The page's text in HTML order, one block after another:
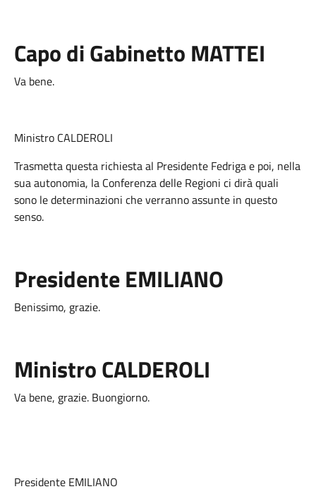
Capo di Gabinetto MATTEI
Va bene.
Ministro CALDEROLI
Trasmetta questa richiesta al Presidente Fedriga e poi, nella
sua autonomia, la Conferenza delle Regioni ci dirà quali
sono le determinazioni che verranno assunte in questo
senso.
Presidente EMILIANO
Benissimo, grazie.
Ministro CALDEROLI
Va bene, grazie. Buongiorno.
Presidente EMILIANO